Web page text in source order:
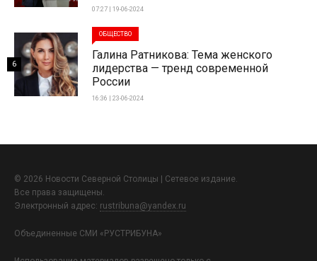
07:27 | 19-06-2024
ОБЩЕСТВО
Галина Ратникова: Тема женского
лидерства — тренд современной
России
16:36 | 23-06-2024
6
© 2026 Новости Северной Столицы | Сетевое издание.
Все права защищены.
Электронный адрес: rustribuna@yandex.ru
Объединенные СМИ «РУСТРИБУНА»